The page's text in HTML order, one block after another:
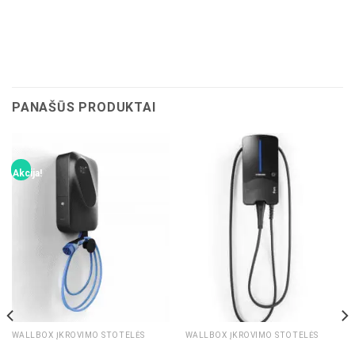
PANAŠŪS PRODUKTAI
Akcija!
WALLBOX ĮKROVIMO STOTELĖS WALLBOX ĮKROVIMO STOTELĖS